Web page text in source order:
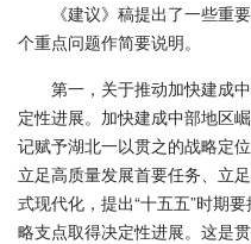
《建议》稿提出了一些重
个重点问题作简要说明。
第一，关于推动加快建成
定性进展。加快建成中部地区
记赋予湖北一以贯之的战略定
立足高质量发展首要任务、立
式现代化，提出“十五五”时期
略支点取得决定性进展。这是